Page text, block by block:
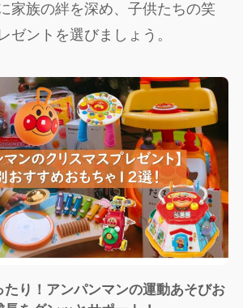
家族の絆を深め、子供たちの笑
ゼントを選びましょう。
たり！アンパンマンの運動あそびお